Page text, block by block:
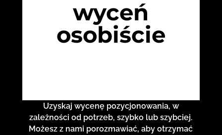
wyceń
osobiście
Uzyskaj wycenę pozycjonowania, w
zależności od potrzeb, szybko lub szybciej.
Możesz z nami porozmawiać, aby otrzymać